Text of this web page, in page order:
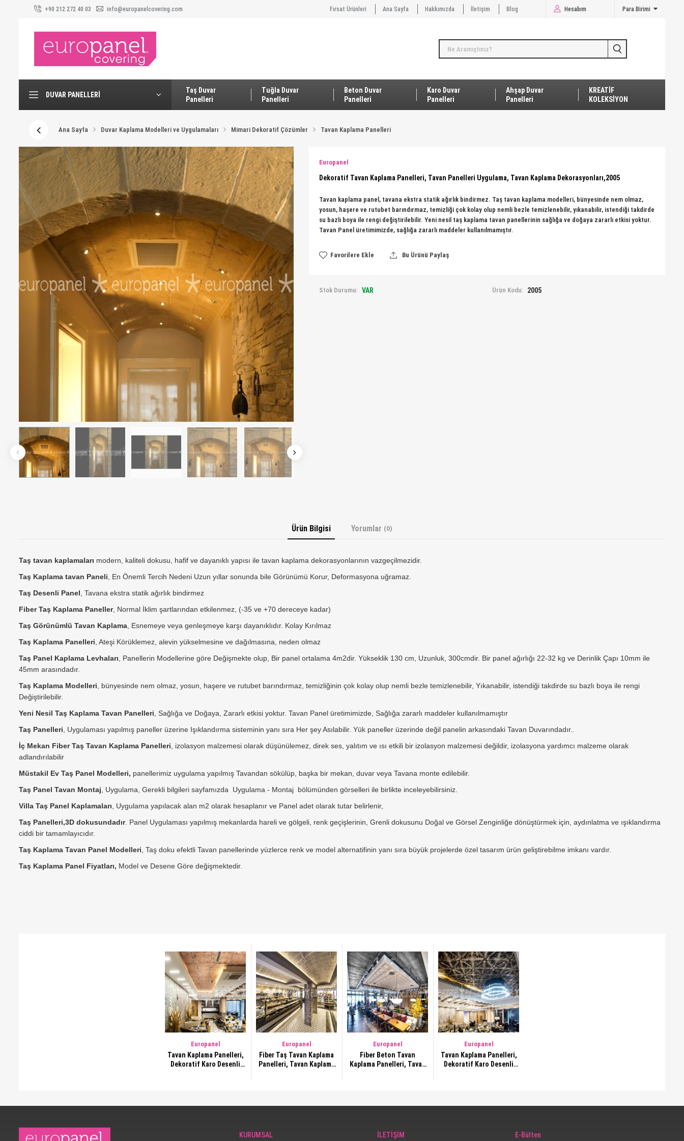
+90 212 272 40 03 info@europanelcovering.com Fırsat Ürünleri Ana Sayfa Hakkımızda İletişim Blog Hesabım Para Birimi
DUVAR PANELLERI
Taş Duvar
Panelleri
Tuğla Duvar
Panelleri
Beton Duvar
Panelleri
Karo Duvar
Panelleri
Ahşap Duvar
Panelleri
KREATİF
KOLEKSİYON
Ana Sayfa Duvar Kaplama Modelleri ve Uygulamaları Mimari Dekoratif Çözümler Tavan Kaplama Panelleri
Europanel
Dekoratif Tavan Kaplama Panelleri, Tavan Panelleri Uygulama, Tavan Kaplama Dekorasyonları,2005
Tavan kaplama panel, tavana ekstra statik ağırlık bindirmez. Taş tavan kaplama modelleri, bünyesinde nem olmaz,
yosun, haşere ve rutubet barındırmaz, temizliği çok kolay olup nemli bezle temizlenebilir, yıkanabilir, istendiği takdirde
su bazlı boya ile rengi değiştirilebilir. Yeni nesil taş kaplama tavan panellerinin sağlığa ve doğaya zararlı etkisi yoktur.
Tavan Panel üretimimizde, sağlığa zararlı maddeler kullanılmamıştır.
Favorilere Ekle Bu Ürünü Paylaş
Stok Durumu: VAR Ürün Kodu: 2005
Ürün Bilgisi Yorumlar (0)
Taş tavan kaplamaları modern, kaliteli dokusu, hafif ve dayanıklı yapısı ile tavan kaplama dekorasyonlarının vazgeçilmezidir.
Taş Kaplama tavan Paneli , En Önemli Tercih Nedeni Uzun yıllar sonunda bile Görünümü Korur, Deformasyona uğramaz.
Taş Desenli Panel , Tavana ekstra statik ağırlık bindirmez
Fiber Taş Kaplama Paneller, Normal İklim şartlarından etkilenmez, (-35 ve +70 dereceye kadar)
Taş Görünümlü Tavan Kaplama , Esnemeye veya genleşmeye karşı dayanıklıdır. Kolay Kırılmaz
Taş Kaplama Panelleri , Ateşi Körüklemez, alevin yükselmesine ve dağılmasına, neden olmaz
Taş Panel Kaplama Levhaları , Panellerin Modellerine göre Değişmekte olup, Bir panel ortalama 4m2dir. Yükseklik 130 cm, Uzunluk, 300cmdir. Bir panel ağırlığı 22-32 kg ve Derinlik Çapı 10mm ile
45mm arasındadır.
Taş Kaplama Modelleri , bünyesinde nem olmaz, yosun, haşere ve rutubet barındırmaz, temizliğinin çok kolay olup nemli bezle temizlenebilir, Yıkanabilir, istendiği takdirde su bazlı boya ile rengi
Değiştirilebilir.
Yeni Nesil Taş Kaplama Tavan Panelleri , Sağlığa ve Doğaya, Zararlı etkisi yoktur. Tavan Panel üretimimizde, Sağlığa zararlı maddeler kullanılmamıştır
Taş Panelleri , Uygulaması yapılmış paneller üzerine Işıklandırma sisteminin yanı sıra Her şey Asılabilir. Yük paneller üzerinde değil panelin arkasındaki Tavan Duvarındadır..
İç Mekan Fiber Taş Tavan Kaplama Panelleri , izolasyon malzemesi olarak düşünülemez, direk ses, yalıtım ve ısı etkili bir izolasyon malzemesi değildir, izolasyona yardımcı malzeme olarak
adlandırılabilir
Müstakil Ev Taş Panel Modelleri, panellerimiz uygulama yapılmış Tavandan sökülüp, başka bir mekan, duvar veya Tavana monte edilebilir.
Taş Panel Tavan Montaj , Uygulama, Gerekli bilgileri sayfamızda Uygulama - Montaj bölümünden görselleri ile birlikte inceleyebilirsiniz.
Villa Taş Panel Kaplamaları , Uygulama yapılacak alan m2 olarak hesaplanır ve Panel adet olarak tutar belirlenir,
Taş Panelleri,3D dokusundadır. Panel Uygulaması yapılmış mekanlarda hareli ve gölgeli, renk geçişlerinin, Grenli dokusunu Doğal ve Görsel Zenginliğe dönüştürmek için, aydınlatma ve ışıklandırma
ciddi bir tamamlayıcıdır.
Taş Kaplama Tavan Panel Modelleri , Taş doku efektli Tavan panellerinde yüzlerce renk ve model alternatifinin yanı sıra büyük projelerde özel tasarım ürün geliştirebilme imkanı vardır.
Taş Kaplama Panel Fiyatları, Model ve Desene Göre değişmektedir.
Europanel
Tavan Kaplama Panelleri,
Dekoratif Karo Desenli
Europanel
Fiber Taş Tavan Kaplama
Panelleri, Tavan Kaplama
Europanel
Fiber Beton Tavan
Kaplama Panelleri, Tavan
Europanel
Tavan Kaplama Panelleri,
Dekoratif Karo Desenli
E-Bülten
KURUMSAL İLETİŞİM